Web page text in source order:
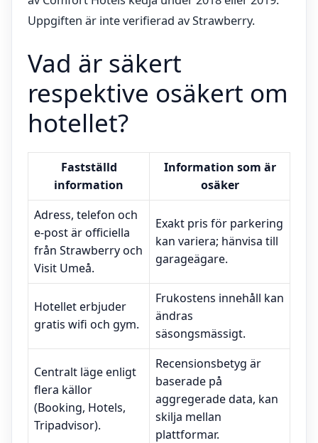
Uppgiften är inte verifierad av Strawberry.
Vad är säkert
respektive osäkert om
hotellet?
Fastställd
information
Information som är
osäker
Adress, telefon och
e-post är officiella
från Strawberry och
Visit Umeå.
Exakt pris för parkering
kan variera; hänvisa till
garageägare.
Hotellet erbjuder
gratis wifi och gym.
Frukostens innehåll kan
ändras
säsongsmässigt.
Centralt läge enligt
flera källor
(Booking, Hotels,
Tripadvisor).
Recensionsbetyg är
baserade på
aggregerade data, kan
skilja mellan
plattformar.